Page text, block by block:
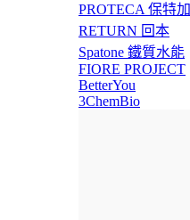
PROTECA 保特加
RETURN 回本
Spatone 鐵質水能
FIORE PROJECT
BetterYou
3ChemBio